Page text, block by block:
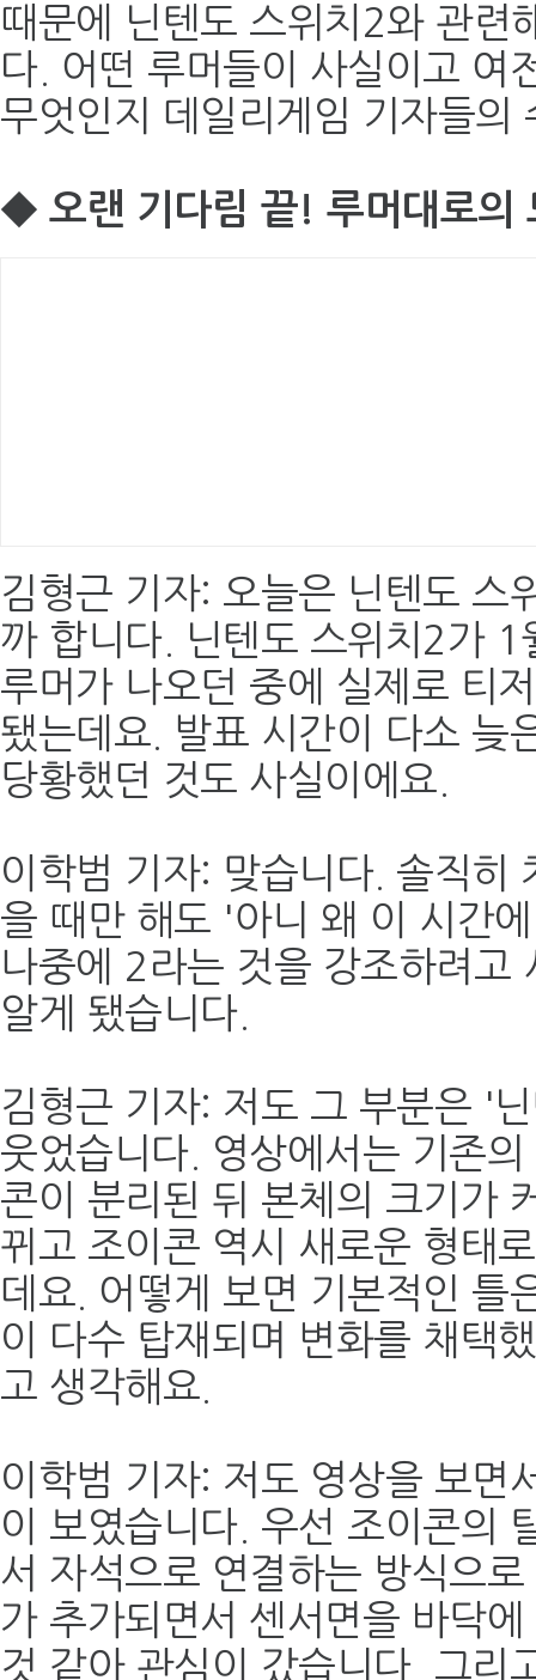
때문에 닌텐도 스위치2와 관련
다. 어떤 루머들이 사실이고 여
무엇인지 데일리게임 기자들의
◆ 오랜 기다림 끝! 루머대로의
김형근 기자: 오늘은 닌텐도 스
까 합니다. 닌텐도 스위치2가 1
루머가 나오던 중에 실제로 티
됐는데요. 발표 시간이 다소 늦
당황했던 것도 사실이에요.
이학범 기자: 맞습니다. 솔직히
을 때만 해도 '아니 왜 이 시간
나중에 2라는 것을 강조하려고
알게 됐습니다.
김형근 기자: 저도 그 부분은 '
웃었습니다. 영상에서는 기존
콘이 분리된 뒤 본체의 크기가
뀌고 조이콘 역시 새로운 형태
데요. 어떻게 보면 기본적인 틀
이 다수 탑재되며 변화를 채택
고 생각해요.
이학범 기자: 저도 영상을 보면
이 보였습니다. 우선 조이콘의
서 자석으로 연결하는 방식으
가 추가되면서 센서면을 바닥
것 같아 관심이 갔습니다. 그리